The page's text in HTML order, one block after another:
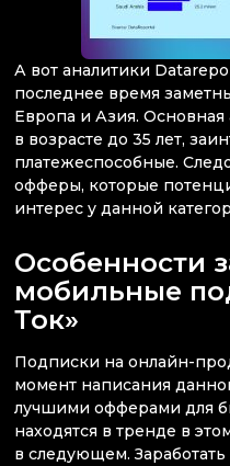
А вот аналитики
последнее время
Европа и Азия.
в возрасте до 35 лет,
платежеспособные.
офферы, которые
интерес у данной
Особенности
мобильные
Ток»
Подписки на онлайн-
момент написания
лучшими офферами для
находятся в тренде в
в следующем.